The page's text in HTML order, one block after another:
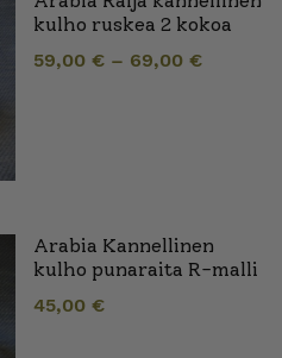
kulho ruskea 2 kokoa
59,00 € – 69,00 €
Arabia Kannellinen
kulho punaraita R-malli
45,00 €